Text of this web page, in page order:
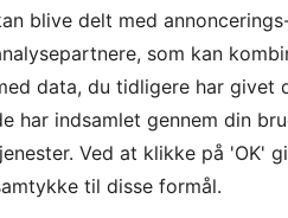
🔧
Information
blive delt med
som kan
data, du tidligere har givet
har indsamlet gennem din
Ved at klikke på 'OK'
til disse formål.